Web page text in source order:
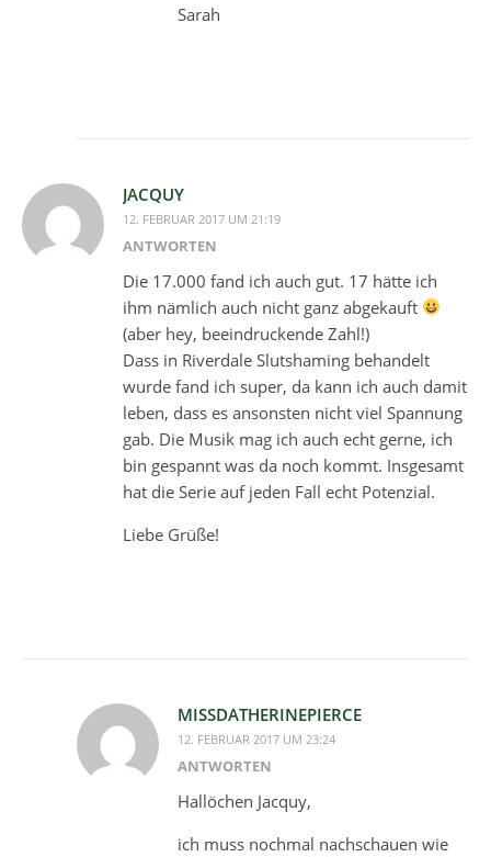
Sarah
JACQUY
12. FEBRUAR 2017 UM 21:19
ANTWORTEN
Die 17.000 fand ich auch gut. 17 hätte ich
ihm nämlich auch nicht ganz abgekauft
(aber hey, beeindruckende Zahl!)
Dass in Riverdale Slutshaming behandelt
wurde fand ich super, da kann ich auch damit
leben, dass es ansonsten nicht viel Spannung
gab. Die Musik mag ich auch echt gerne, ich
bin gespannt was da noch kommt. Insgesamt
hat die Serie auf jeden Fall echt Potenzial.
Liebe Grüße!
MISSDATHERINEPIERCE
12. FEBRUAR 2017 UM 23:24
ANTWORTEN
Hallöchen Jacquy,
ich muss nochmal nachschauen wie